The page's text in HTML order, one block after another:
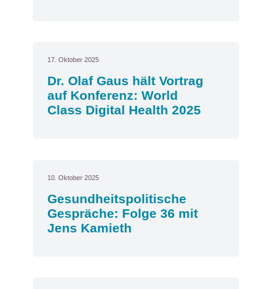
17. Oktober 2025
Dr. Olaf Gaus hält Vortrag
auf Konferenz: World
Class Digital Health 2025
10. Oktober 2025
Gesundheitspolitische
Gespräche: Folge 36 mit
Jens Kamieth